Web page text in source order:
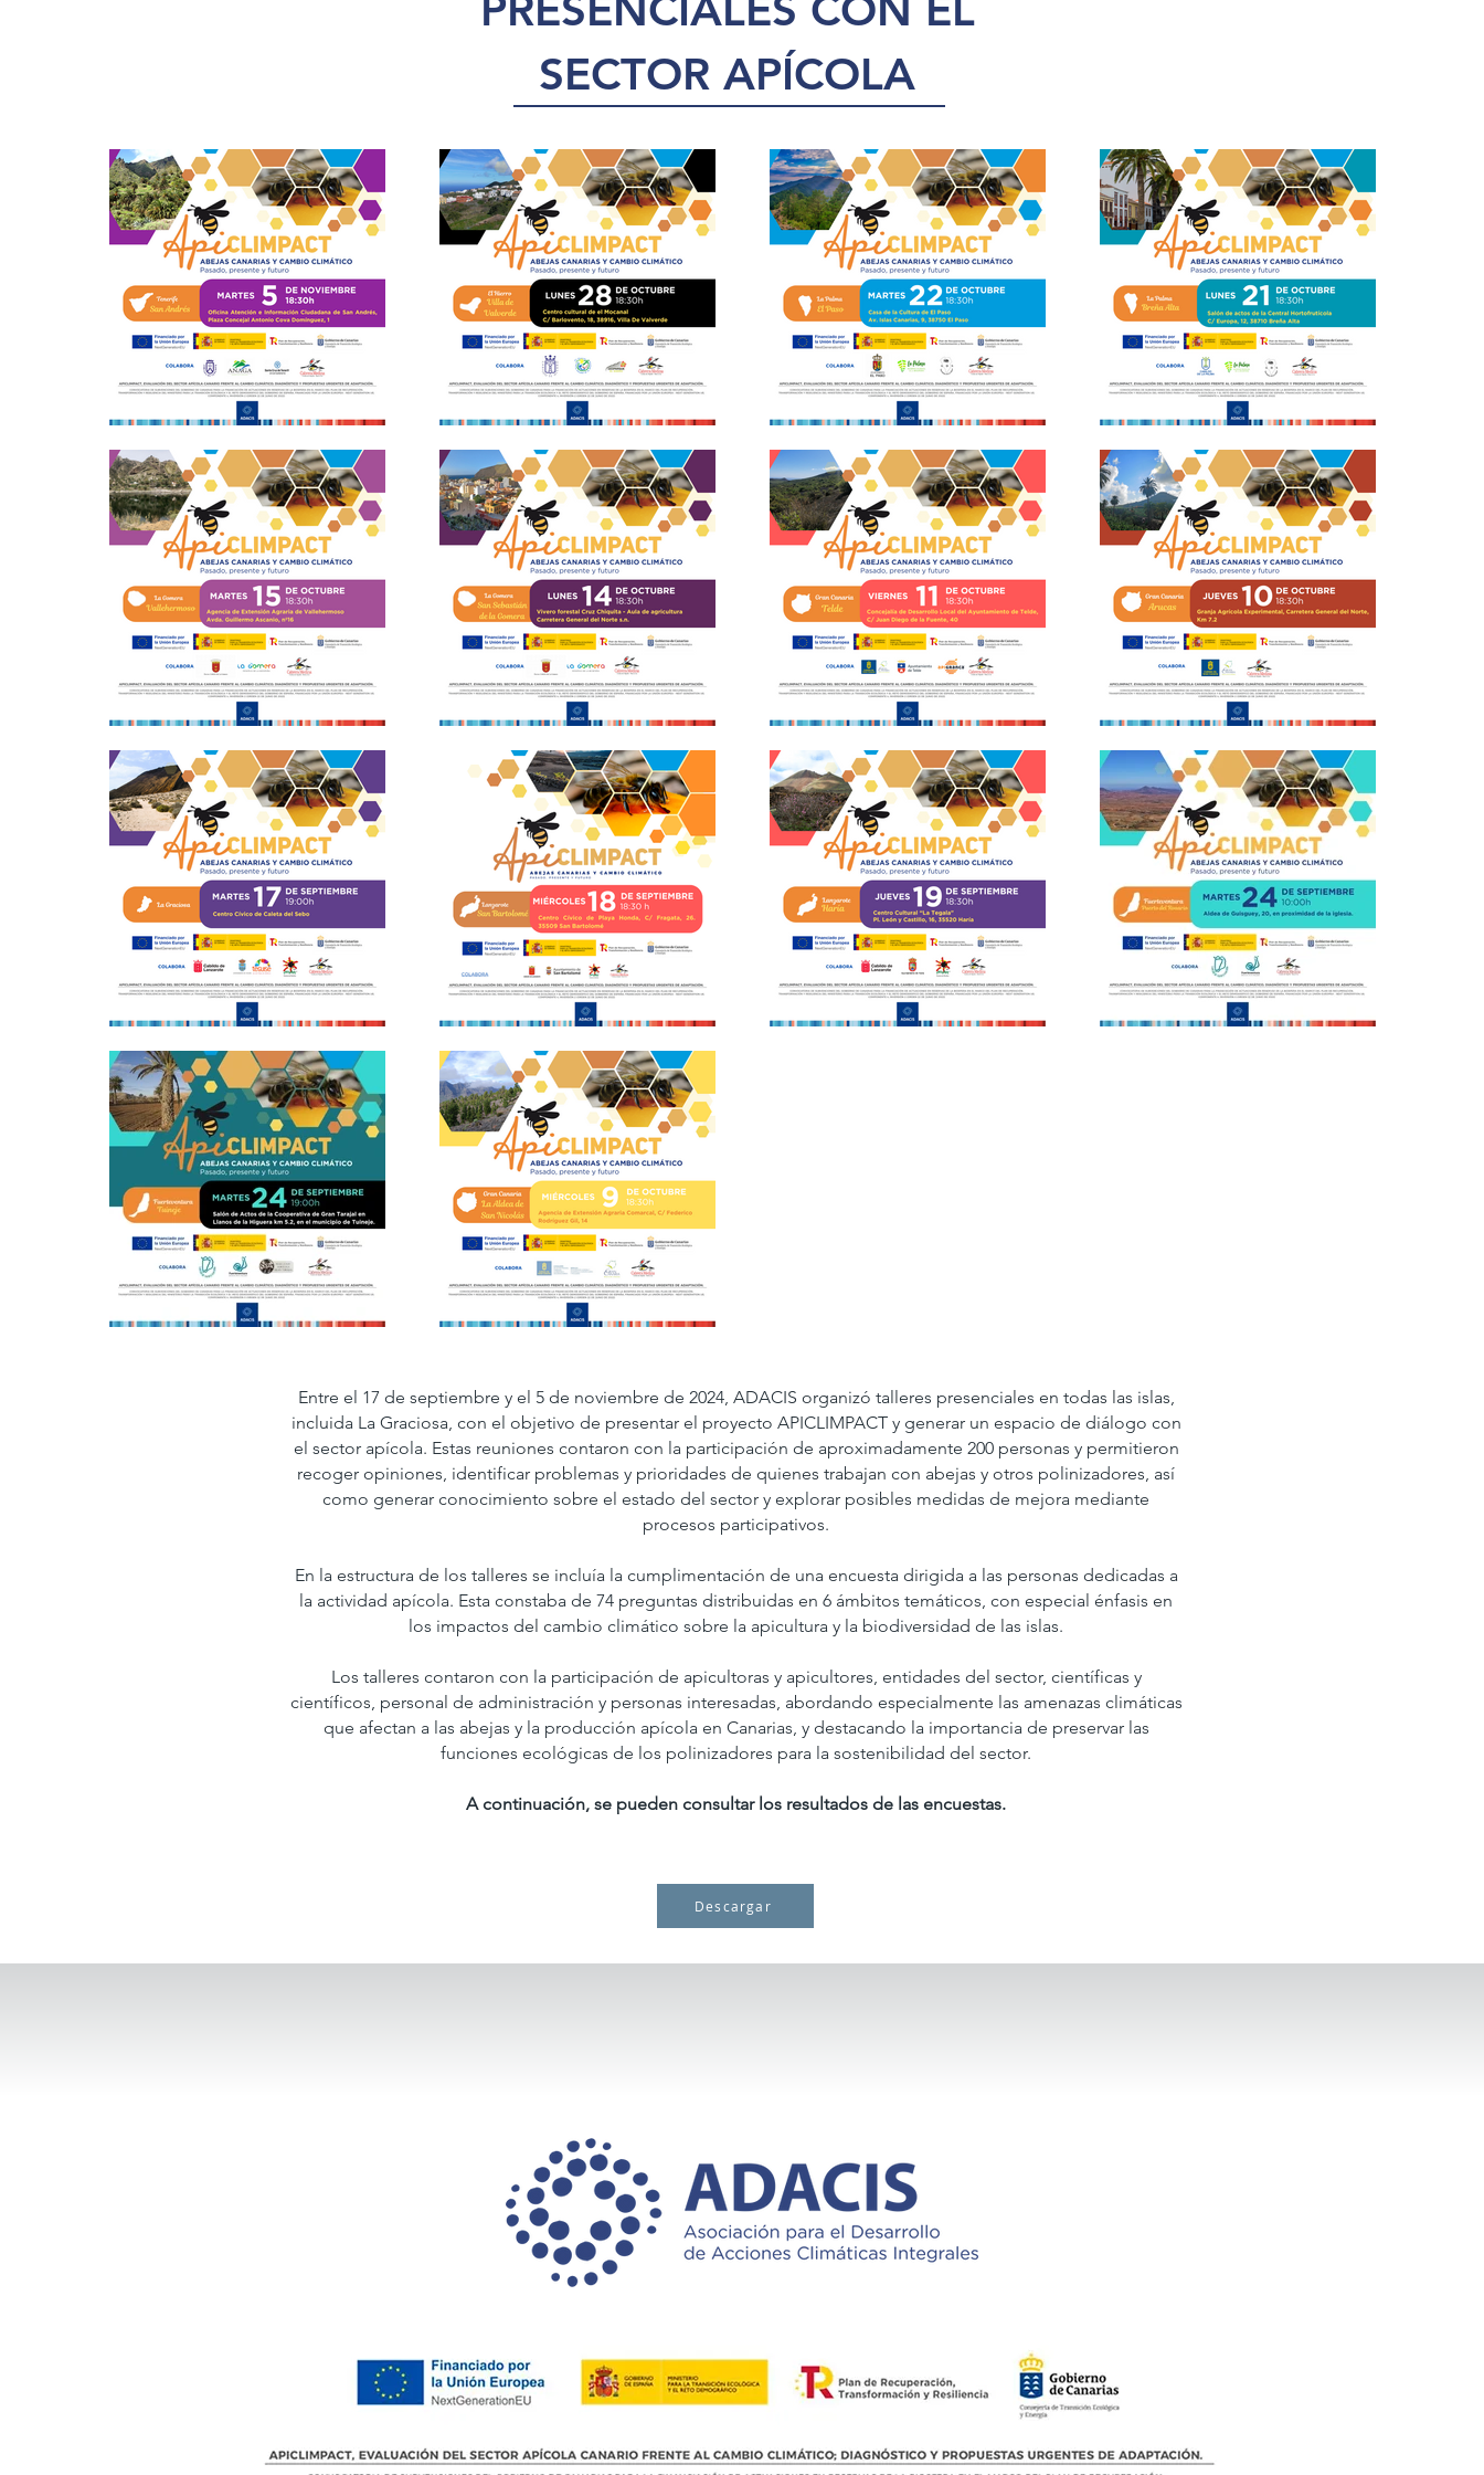
SECTOR APÍCOLA
Entre el 17 de septiembre y el 5 de noviembre de 2024, ADACIS organizó talleres presenciales en todas las islas,
incluida La Graciosa, con el objetivo de presentar el proyecto APICLIMPACT y generar un espacio de diálogo con
el sector apícola. Estas reuniones contaron con la participación de aproximadamente 200 personas y permitieron
recoger opiniones, identificar problemas y prioridades de quienes trabajan con abejas y otros polinizadores, así
como generar conocimiento sobre el estado del sector y explorar posibles medidas de mejora mediante
procesos participativos.
En la estructura de los talleres se incluía la cumplimentación de una encuesta dirigida a las personas dedicadas a
la actividad apícola. Esta constaba de 74 preguntas distribuidas en 6 ámbitos temáticos, con especial énfasis en
los impactos del cambio climático sobre la apicultura y la biodiversidad de las islas.
Los talleres contaron con la participación de apicultoras y apicultores, entidades del sector, científicas y
científicos, personal de administración y personas interesadas, abordando especialmente las amenazas climáticas
que afectan a las abejas y la producción apícola en Canarias, y destacando la importancia de preservar las
funciones ecológicas de los polinizadores para la sostenibilidad del sector.
A continuación, se pueden consultar los resultados de las encuestas.
Descargar